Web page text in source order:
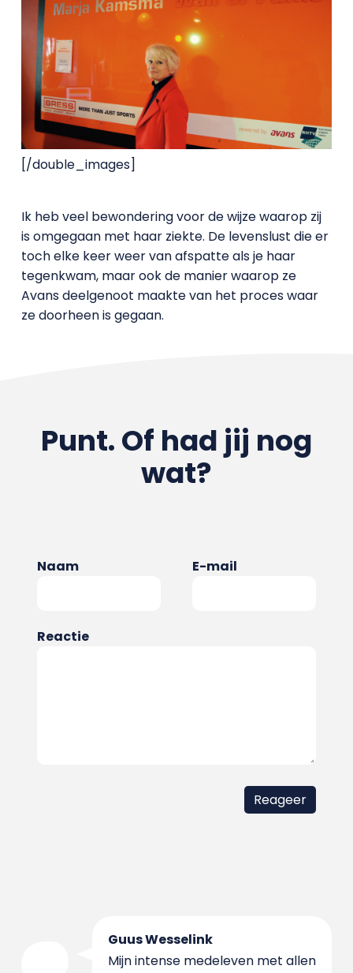
[/double_images]
Ik heb veel bewondering voor de wijze waarop zij
is omgegaan met haar ziekte. De levenslust die er
toch elke keer weer van afspatte als je haar
tegenkwam, maar ook de manier waarop ze
Avans deelgenoot maakte van het proces waar
ze doorheen is gegaan.
Punt. Of had jij nog
wat?
Naam E-mail
Reactie
Guus Wesselink
Mijn intense medeleven met allen